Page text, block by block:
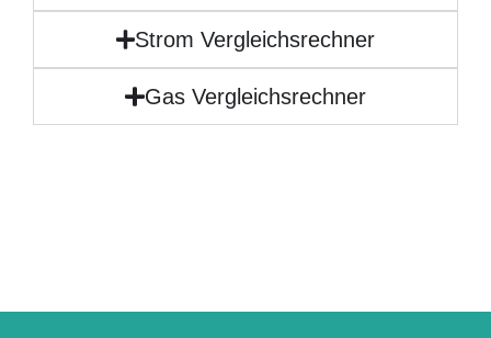
Strom Vergleichsrechner
Gas Vergleichsrechner